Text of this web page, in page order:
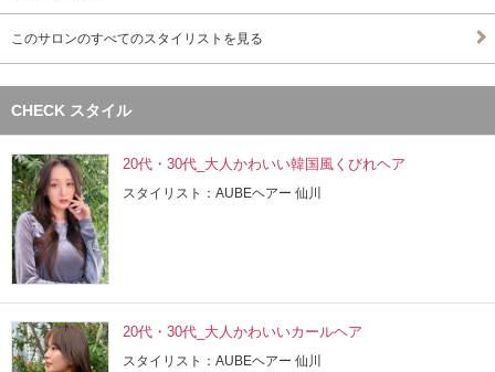
このサロンのすべてのスタイリストを見る
CHECK スタイル
20代・30代_大人かわいい韓国風くびれヘア
スタイリスト：AUBEヘアー 仙川
20代・30代_大人かわいいカールヘア
スタイリスト：AUBEヘアー 仙川